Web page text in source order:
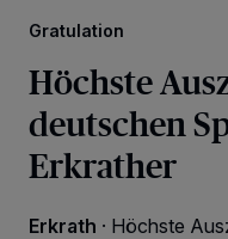
Gratulation
Höchste
deutschen
Erkrather
Erkrath · Höchste
Wir und unsere 218-Partner
personenbezogene Daten
Kennungen auf Ihrem Gerät
Zwecke. Wenn Tracker